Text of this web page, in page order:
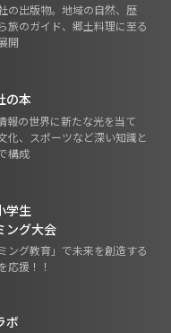
の出版物。地域の自然、歴
旅のガイド、郷土料理に至る
開
の本
報の世界に新たな光を当て
化、スポーツなど深い知識と
構成
学生
ング大会
ング教育」で未来を創造する
応援！！
ボ